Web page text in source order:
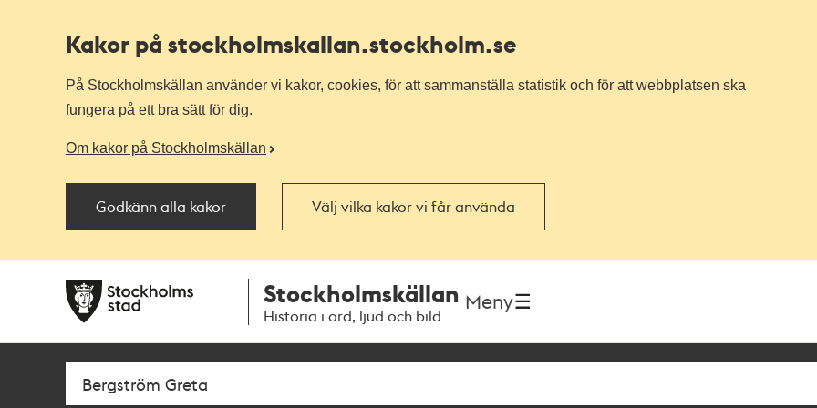
Kakor på stockholmskallan.stockholm.se
På Stockholmskällan använder vi kakor, cookies, för att sammanställa statistik och för att webbplatsen ska
fungera på ett bra sätt för dig.
Om kakor på Stockholmskällan
Godkänn alla kakor Välj vilka kakor vi får använda
navigationen
huvudinnehållet
Stockholmskällan
Historia i ord, ljud och bild
Meny
Sök